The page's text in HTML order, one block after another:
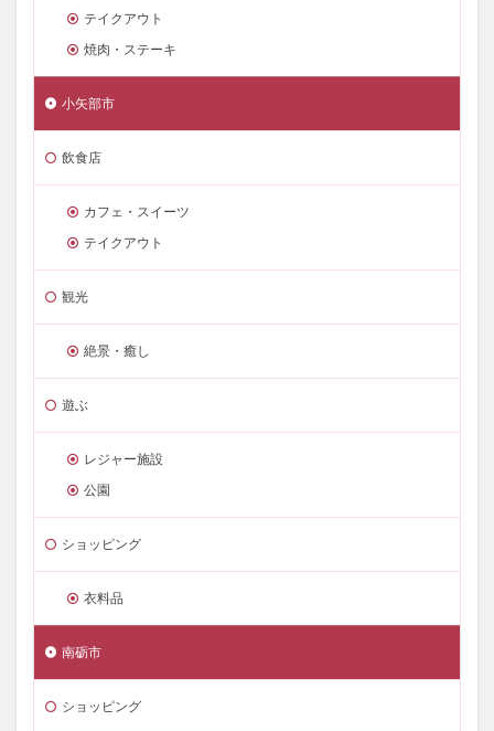
テイクアウト
焼肉・ステーキ
小矢部市
飲食店
カフェ・スイーツ
テイクアウト
観光
絶景・癒し
遊ぶ
レジャー施設
公園
ショッピング
衣料品
南砺市
ショッピング